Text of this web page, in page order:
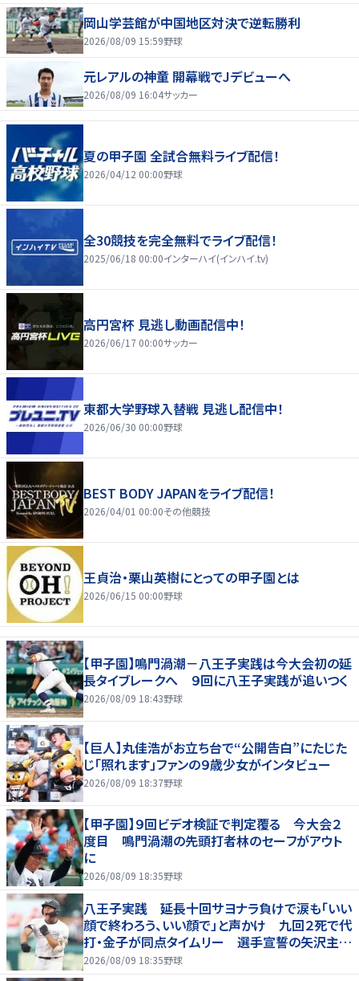
岡山学芸館が中国地区対決で逆転勝利
2026/08/09 15:59野球
元レアルの神童 開幕戦でJデビューへ
2026/08/09 16:04サッカー
夏の甲子園 全試合無料ライブ配信！
2026/04/12 00:00野球
全30競技を完全無料でライブ配信！
2025/06/18 00:00インターハイ(インハイ.tv)
高円宮杯 見逃し動画配信中！
2026/06/17 00:00サッカー
東都大学野球入替戦 見逃し配信中！
2026/06/30 00:00野球
BEST BODY JAPANをライブ配信！
2026/04/01 00:00その他競技
王貞治・栗山英樹にとっての甲子園とは
2026/06/15 00:00野球
【甲子園】鳴門渦潮－八王子実践は今大会初の延
長タイブレークへ ９回に八王子実践が追いつく
2026/08/09 18:43野球
【巨人】丸佳浩がお立ち台で“公開告白”にたじた
じ「照れます」ファンの９歳少女がインタビュー
2026/08/09 18:37野球
【甲子園】９回ビデオ検証で判定覆る 今大会２
度目 鳴門渦潮の先頭打者林のセーフがアウト
に
2026/08/09 18:35野球
八王子実践 延長十回サヨナラ負けで涙も「いい
顔で終わろう、いい顔で」と声かけ 九回２死で代
打・金子が同点タイムリー 選手宣誓の矢沢主将
は大号泣
2026/08/09 18:35野球